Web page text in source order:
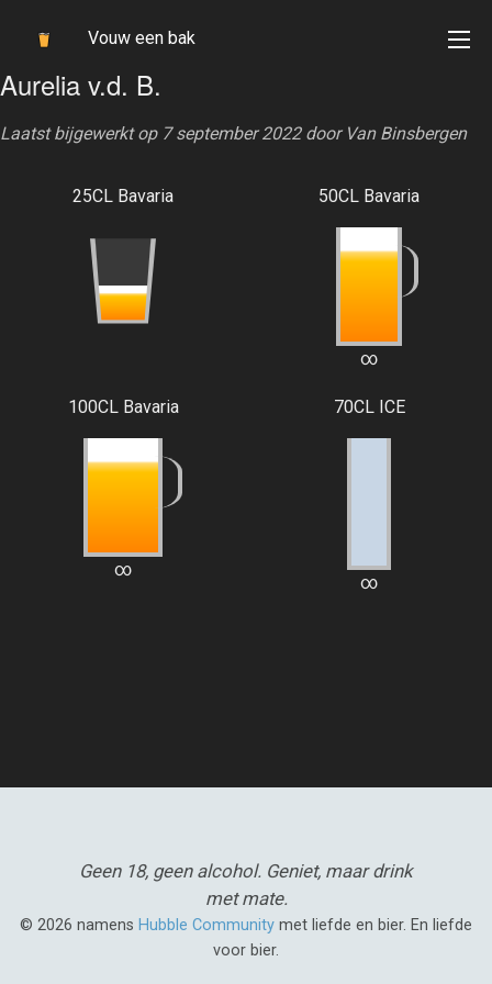
Vouw een bak
Aurelia v.d. B.
Laatst bijgewerkt op 7 september 2022 door Van Binsbergen
25CL Bavaria 50CL Bavaria
∞
100CL Bavaria
∞
70CL ICE
∞
Geen 18, geen alcohol. Geniet, maar drink
met mate.
© 2026 namens Hubble Community met liefde en bier. En liefde
voor bier.